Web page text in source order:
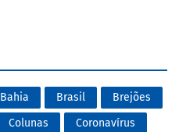
Bahia Brasil
Brejões
Colunas
Coronavírus